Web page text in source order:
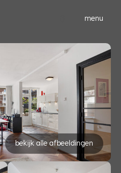
menu
bekijk alle afbeeldingen